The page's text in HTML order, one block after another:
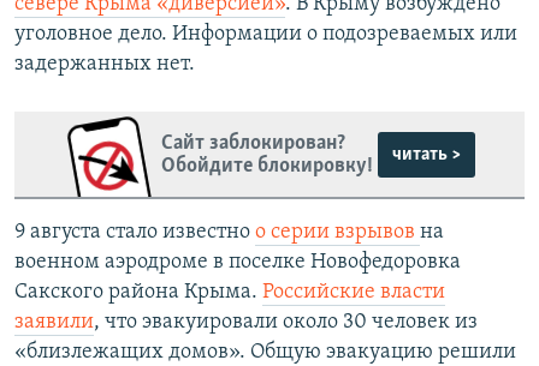
севере Крыма «диверсией». В Крыму возбуждено
уголовное дело. Информации о подозреваемых или
задержанных нет.
Сайт заблокирован?
Обойдите блокировку!
читать >
9 августа стало известно о серии взрывов на
военном аэродроме в поселке Новофедоровка
Сакского района Крыма. Российские власти
заявили, что эвакуировали около 30 человек из
«близлежащих домов». Общую эвакуацию решили